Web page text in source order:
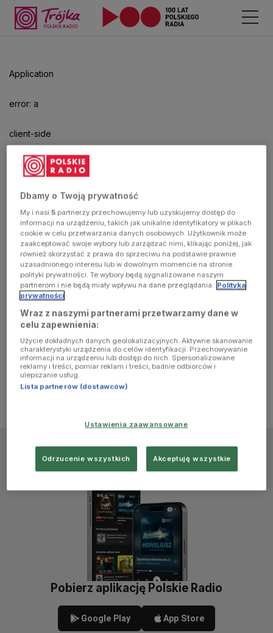
Application
error: a
client-side
exception
has
occurred
(see the
browser
console for
more
information)
Pobierz aplikację Polskie Radio
Google Play App Store
Dbamy o Twoją prywatność
My i nasi5 partnerzy przechowujemy lub uzyskujemy dostęp do
informacji na urządzeniu, takich jak unikalne identyfikatory w plikach
cookie w celu przetwarzania danych osobowych. Użytkownik może
zaakceptować swoje wybory lub zarządzać nimi, klikając poniżej, jak
również skorzystać z prawa do sprzeciwu na podstawie prawnie
uzasadnionego interesu lub w dowolnym momencie na stronie
polityki prywatności. Te wybory będą sygnalizowane naszym
partnerom i nie będą miały wpływu na dane przeglądania. Polityka
prywatności
Wraz z naszymi partnerami przetwarzamy dane w
celu zapewnienia:
Użycie dokładnych danych geolokalizacyjnych. Aktywne skanowanie
charakterystyki urządzenia do celów identyfikacji. Przechowywanie
informacji na urządzeniu lub dostęp do nich. Spersonalizowane
reklamy i treści, pomiar reklam i treści, badnie odbiorców i
ulepszanie usług.
Lista partnerów (dostawców)
Ustawienia zaawansowane
Odrzucenie wszystkich Akceptuję wszystkie